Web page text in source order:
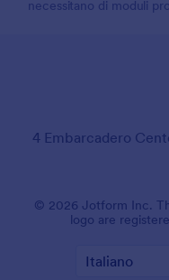
necessitano di moduli
4 Embarcadero
© 2026 Jotform Inc.
logo are